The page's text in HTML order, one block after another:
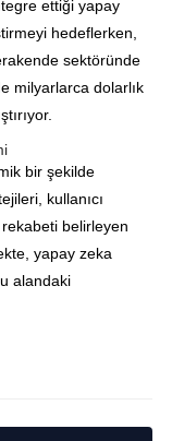
ettiği yapay
hedeflerken,
sektöründe
milyarlarca dolarlık
bir şekilde
kullanıcı
belirleyen
yapay zeka
alandaki